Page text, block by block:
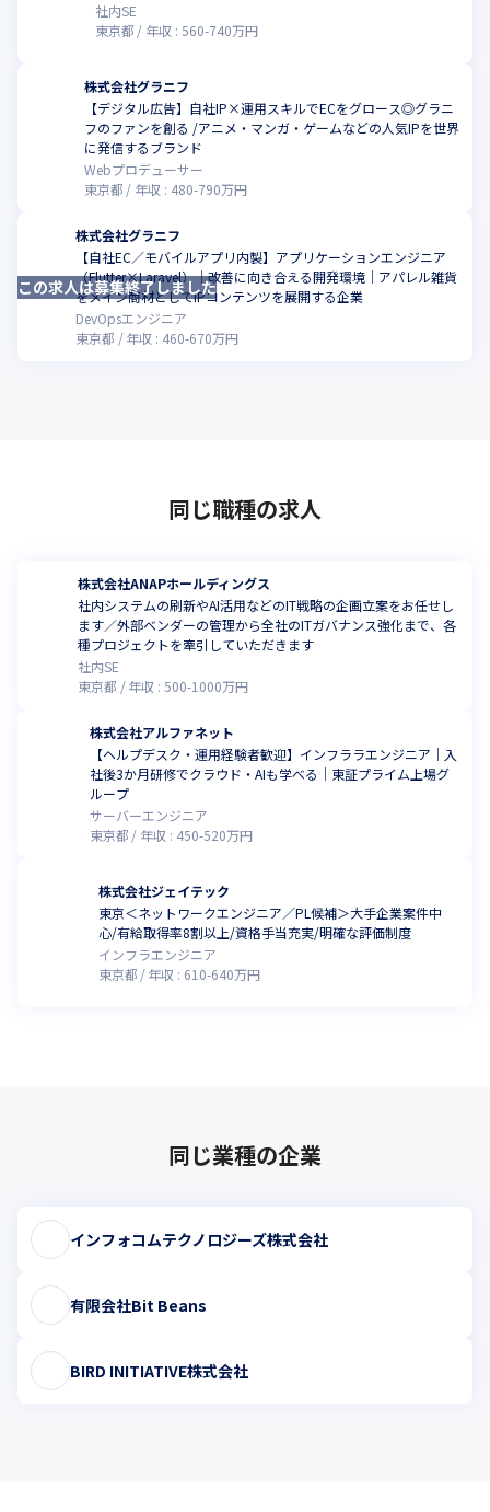
社内SE
東京都
年収 : 560-740万円
株式会社グラニフ
【デジタル広告】自社IP×運用スキルでECをグロース◎グラニ
フのファンを創る /アニメ・マンガ・ゲームなどの人気IPを世界
に発信するブランド
Webプロデューサー
東京都
年収 : 480-790万円
株式会社グラニフ
【自社EC／モバイルアプリ内製】アプリケーションエンジニア
（Flutter×Laravel）｜改善に向き合える開発環境｜アパレル雑貨
をメイン商材としてIPコンテンツを展開する企業
DevOpsエンジニア
東京都
年収 : 460-670万円
この求人は募集終了しました
同じ職種の求人
株式会社ANAPホールディングス
社内システムの刷新やAI活用などのIT戦略の企画立案をお任せし
ます／外部ベンダーの管理から全社のITガバナンス強化まで、各
種プロジェクトを牽引していただきます
社内SE
東京都
年収 : 500-1000万円
株式会社アルファネット
【ヘルプデスク・運用経験者歓迎】インフララエンジニア｜入
社後3か月研修でクラウド・AIも学べる｜東証プライム上場グ
ループ
サーバーエンジニア
東京都
年収 : 450-520万円
株式会社ジェイテック
東京＜ネットワークエンジニア／PL候補＞大手企業案件中
心/有給取得率8割以上/資格手当充実/明確な評価制度
インフラエンジニア
東京都
年収 : 610-640万円
同じ業種の企業
インフォコムテクノロジーズ株式会社
有限会社Bit Beans
BIRD INITIATIVE株式会社